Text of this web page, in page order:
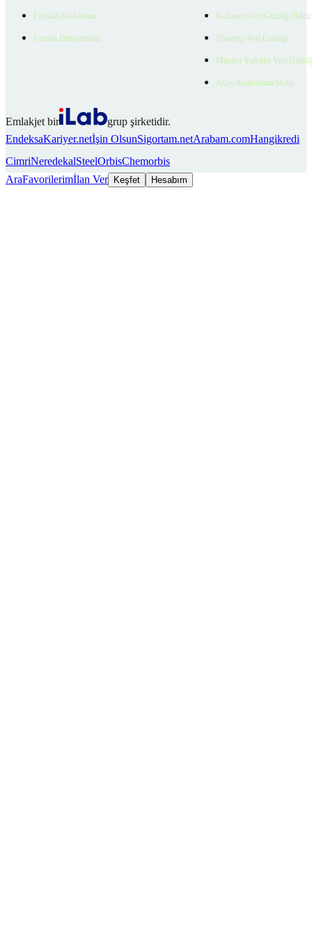
EmlakZeka Asistan
Uzman Danışmanlar
Kullanıcı Veri Gizliliği
Ziyaretçi Veri Gizliliği
Müşteri Yetkilisi Veri
Aday Aydınlatma Metni
Emlakjet bir
grup şirketidir.
EndeksaKariyer.netİşin OlsunSigortam.netArabam.comHangikredi
CimriNeredekalSteelOrbisChemorbis
AraFavorilerimİlan Ver Keşfet Hesabım